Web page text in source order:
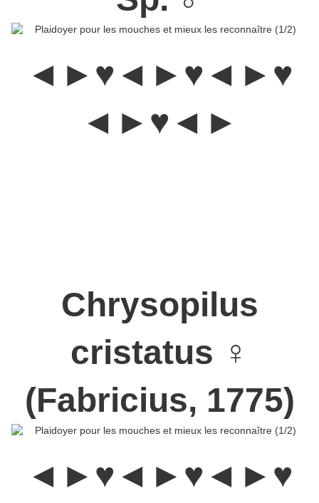
◄►♥◄►♥◄►♥
◄►♥◄►
Chrysopilus
cristatus ♀
(Fabricius, 1775)
◄►♥◄►♥◄►♥